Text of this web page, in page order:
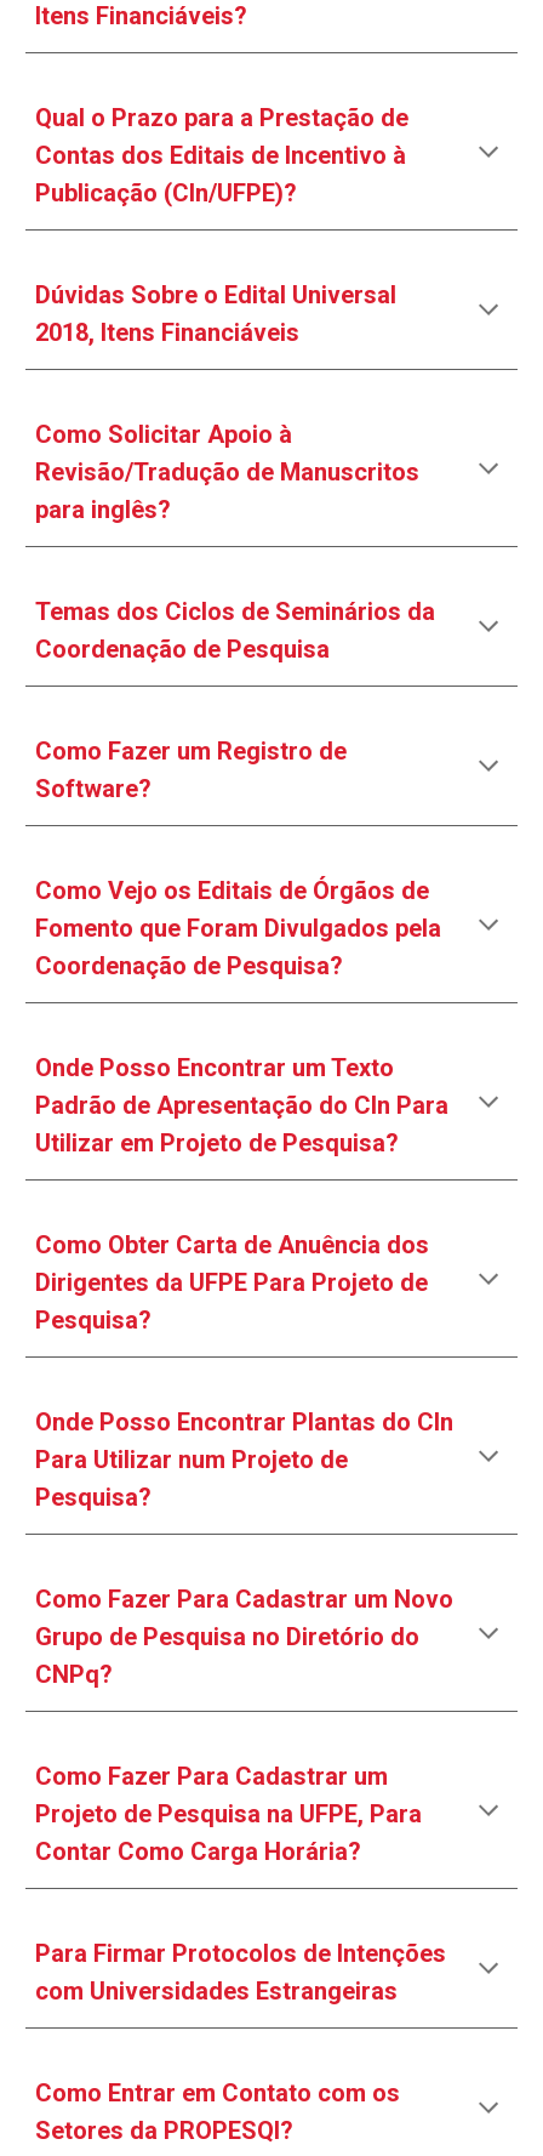
Itens Financiáveis?
Qual o Prazo para a Prestação de
Contas dos Editais de Incentivo à
Publicação (CIn/UFPE)?
Dúvidas Sobre o Edital Universal
2018, Itens Financiáveis
Como Solicitar Apoio à
Revisão/Tradução de Manuscritos
para inglês?
Temas dos Ciclos de Seminários da
Coordenação de Pesquisa
Como Fazer um Registro de
Software?
Como Vejo os Editais de Órgãos de
Fomento que Foram Divulgados pela
Coordenação de Pesquisa?
Onde Posso Encontrar um Texto
Padrão de Apresentação do CIn Para
Utilizar em Projeto de Pesquisa?
Como Obter Carta de Anuência dos
Dirigentes da UFPE Para Projeto de
Pesquisa?
Onde Posso Encontrar Plantas do CIn
Para Utilizar num Projeto de
Pesquisa?
Como Fazer Para Cadastrar um Novo
Grupo de Pesquisa no Diretório do
CNPq?
Como Fazer Para Cadastrar um
Projeto de Pesquisa na UFPE, Para
Contar Como Carga Horária?
Para Firmar Protocolos de Intenções
com Universidades Estrangeiras
Como Entrar em Contato com os
Setores da PROPESQI?